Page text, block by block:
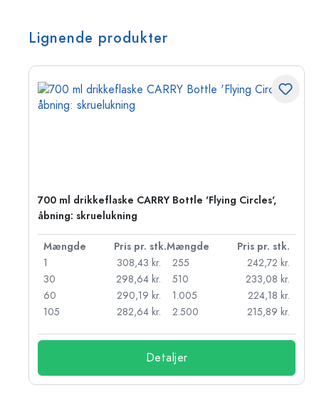
Lignende produkter
700 ml drikkeflaske CARRY Bottle 'Flying Circles',
åbning: skruelukning
Mængde Pris pr. stk.Mængde
Pris pr. stk.
1
308,43 kr.
30
298,64 kr.
60
290,19 kr.
105
282,64 kr.
255
242,72 kr.
510
233,08 kr.
1.005
224,18 kr.
2.500
215,89 kr.
Detaljer